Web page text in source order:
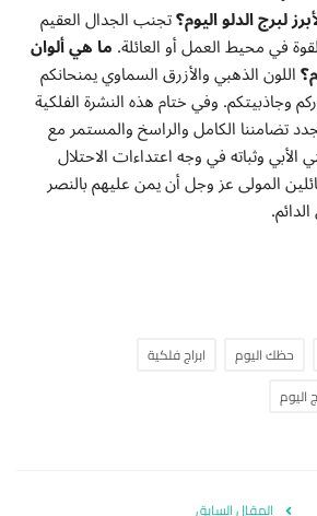
لبرج الدلو اليوم؟تجنب الجدال العقيم
في محيط العمل أو العائلة.ما هي ألوان
اللون الذهبي والأزرق السماوي يمنحانكم
وجاذبيتكم. وفي ختام هذه النشرة الفلكية
تضامننا الكامل والراسخ والمستمر مع
وثباته في وجه اعتداءات الاحتلال
المولى عز وجل أن يمن عليهم بالنصر
حظك اليوم
ابراج فلكية
اليوم
المقال السابق